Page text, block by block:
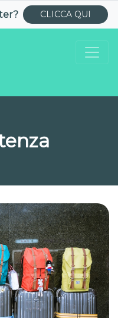
? CLICCA QUI